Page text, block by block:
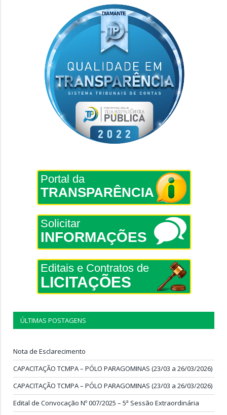
Portal da
TRANSPARÊNCIA
Solicitar
INFORMAÇÕES
Editais e Contratos de
LICITAÇÕES
ÚLTIMAS POSTAGENS
Nota de Esclarecimento
CAPACITAÇÃO TCMPA – PÓLO PARAGOMINAS (23/03 a 26/03/2026)
CAPACITAÇÃO TCMPA – PÓLO PARAGOMINAS (23/03 a 26/03/2026)
Edital de Convocação Nº 007/2025 – 5ª Sessão Extraordinária